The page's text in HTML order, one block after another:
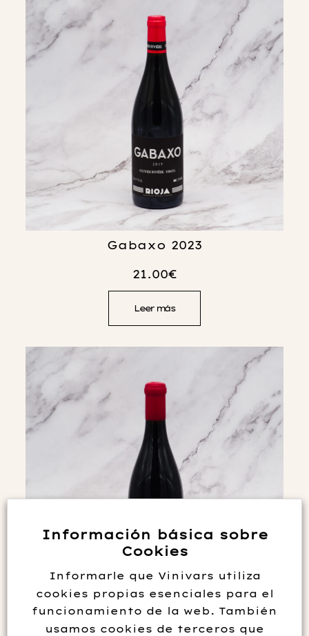
Gabaxo 2023
21.00€
Leer más
Información básica sobre
Cookies
Informarle que Vinivars utiliza
cookies propias esenciales para el
funcionamiento de la web. También
usamos cookies de terceros que